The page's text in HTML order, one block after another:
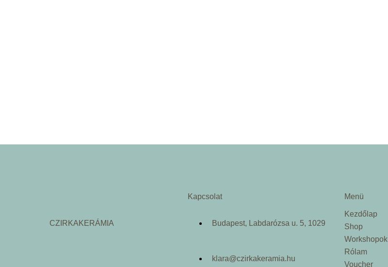
CZIRKAKERÁMIA
Kapcsolat
Budapest, Labdarózsa u. 5, 1029
klara@czirkakeramia.hu
Menü
Kezdőlap
Shop
Workshopok
Rólam
Voucher